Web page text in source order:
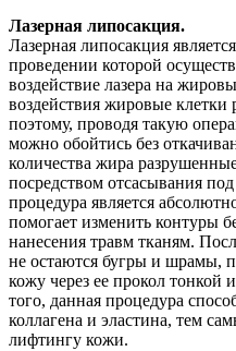
Лазерная липосакция.
Лазерная липосакция
проведении которой
воздействие лазера на
воздействия жировые клетки
поэтому, проводя такую
можно обойтись без
количества жира
посредством отсасывания
процедура является
помогает изменить контуры
нанесения травм тканям.
не остаются бугры и шрамы,
кожу через ее прокол тонкой
того, данная процедура
коллагена и эластина, тем
лифтингу кожи.